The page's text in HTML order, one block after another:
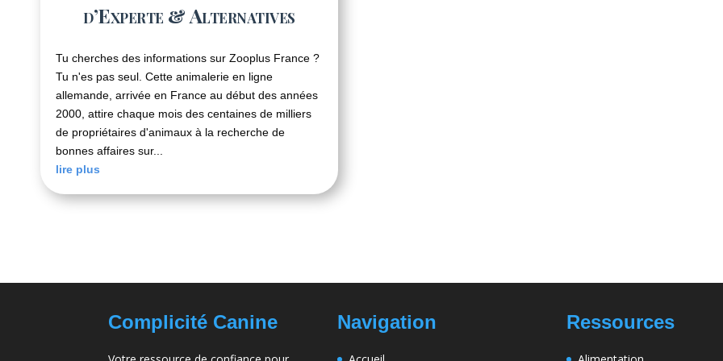
d’Experte & Alternatives
Tu cherches des informations sur Zooplus France ?
Tu n'es pas seul. Cette animalerie en ligne
allemande, arrivée en France au début des années
2000, attire chaque mois des centaines de milliers
de propriétaires d'animaux à la recherche de
bonnes affaires sur...
lire plus
Complicité Canine Navigation Ressources